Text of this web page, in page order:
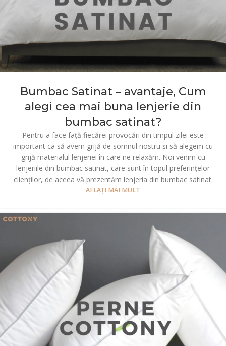
Bumbac Satinat – avantaje, Cum
alegi cea mai buna lenjerie din
bumbac satinat?
Pentru a face față fiecărei provocări din timpul zilei este
important ca să avem grijă de somnul nostru și să alegem cu
grijă materialul lenjeriei în care ne relaxăm. Noi venim cu
lenjeriile din bumbac satinat, care sunt în topul preferințelor
clienților, de aceea vă prezentăm lenjeria din bumbac satinat.
AFLAȚI MAI MULT